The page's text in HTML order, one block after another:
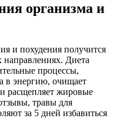
организма и
и похудения получится
направлениях. Диета
процессы,
в энергию, очищает
расщепляет жировые
травы для
за 5 дней избавиться